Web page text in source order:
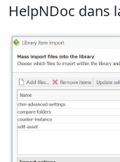
HelpNDoc dans